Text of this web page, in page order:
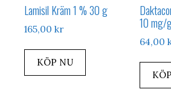
Lamisil Kräm 1 % 30 g
165,00 kr
KÖP NU
10 mg/
64,00